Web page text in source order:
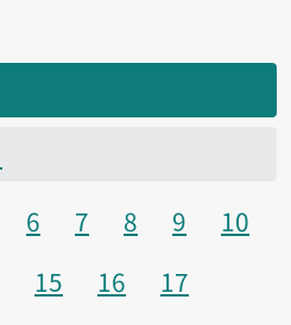
6 7 8 9
10
15 16 17